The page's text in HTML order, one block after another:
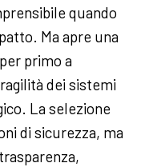
quando
Ma apre una
primo a
dei sistemi
La selezione
di sicurezza, ma